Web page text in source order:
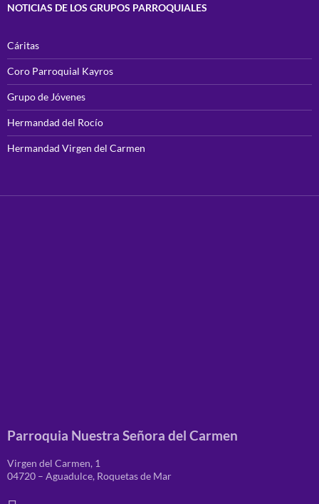
NOTICIAS DE LOS GRUPOS PARROQUIALES
Cáritas
Coro Parroquial Kayros
Grupo de Jóvenes
Hermandad del Rocío
Hermandad Virgen del Carmen
Parroquia Nuestra Señora del Carmen
Virgen del Carmen, 1
04720 – Aguadulce, Roquetas de Mar